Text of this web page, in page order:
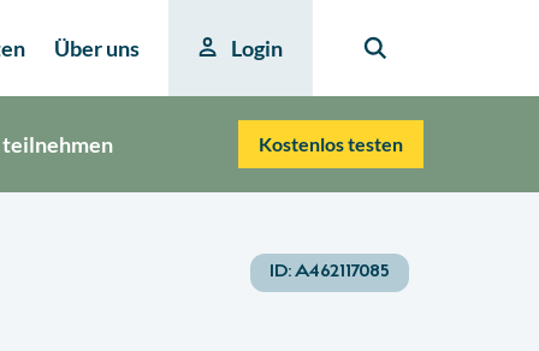
Über uns Login
teilnehmen Kostenlos testen
ID:A462117085